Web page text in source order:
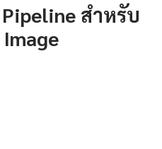
สำหรับ